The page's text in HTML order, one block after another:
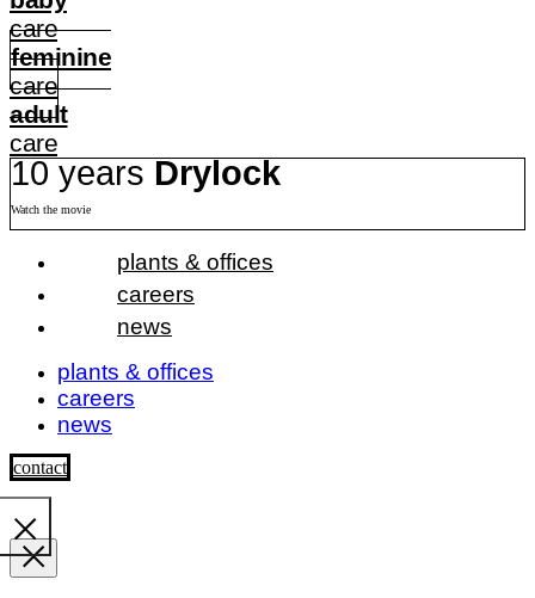
care
feminine
care
adult
care
10 years Drylock
Watch the movie
plants & offices
careers
news
plants & offices
careers
news
contact